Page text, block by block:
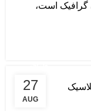
گرافیک است،
27
AUG